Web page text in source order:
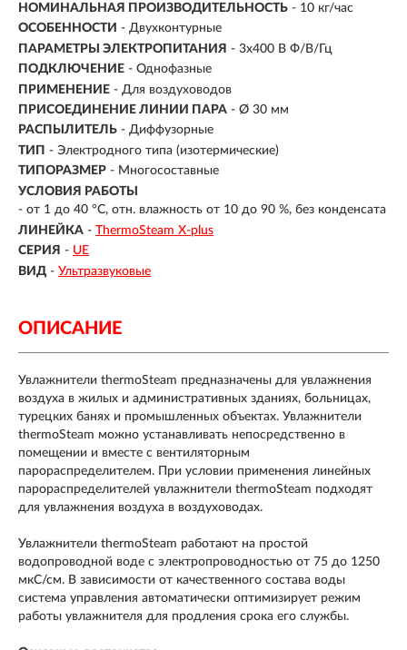
НОМИНАЛЬНАЯ ПРОИЗВОДИТЕЛЬНОСТЬ - 10 кг/час
ОСОБЕННОСТИ - Двухконтурные
ПАРАМЕТРЫ ЭЛЕКТРОПИТАНИЯ - 3х400 В Ф/В/Гц
ПОДКЛЮЧЕНИЕ - Однофазные
ПРИМЕНЕНИЕ - Для воздуховодов
ПРИСОЕДИНЕНИЕ ЛИНИИ ПАРА - Ø 30 мм
РАСПЫЛИТЕЛЬ - Диффузорные
ТИП - Электродного типа (изотермические)
ТИПОРАЗМЕР - Многосоставные
УСЛОВИЯ РАБОТЫ
- от 1 до 40 °C, отн. влажность от 10 до 90 %, без конденсата
ЛИНЕЙКА - ThermoSteam X-plus
СЕРИЯ - UE
ВИД - Ультразвуковые
ОПИСАНИЕ
Увлажнители thermoSteam предназначены для увлажнения
воздуха в жилых и административных зданиях, больницах,
турецких банях и промышленных объектах. Увлажнители
thermoSteam можно устанавливать непосредственно в
помещении и вместе с вентиляторным
парораспределителем. При условии применения линейных
парораспределителей увлажнители thermoSteam подходят
для увлажнения воздуха в воздуховодах.
Увлажнители thermoSteam работают на простой
водопроводной воде с электропроводностью от 75 до 1250
мкС/см. В зависимости от качественного состава воды
система управления автоматически оптимизирует режим
работы увлажнителя для продления срока его службы.